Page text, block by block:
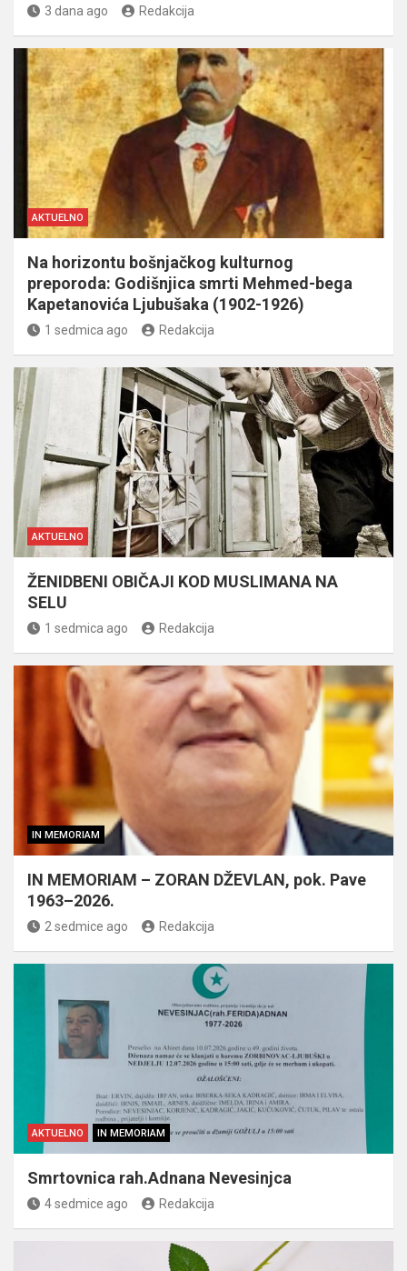
3 dana ago Redakcija
AKTUELNO
Na horizontu bošnjačkog kulturnog
preporoda: Godišnjica smrti Mehmed-bega
Kapetanovića Ljubušaka (1902-1926)
1 sedmica ago Redakcija
AKTUELNO
ŽENIDBENI OBIČAJI KOD MUSLIMANA NA
SELU
1 sedmica ago Redakcija
IN MEMORIAM
IN MEMORIAM – ZORAN DŽEVLAN, pok. Pave
1963–2026.
2 sedmice ago Redakcija
AKTUELNO IN MEMORIAM
Smrtovnica rah.Adnana Nevesinjca
4 sedmice ago Redakcija